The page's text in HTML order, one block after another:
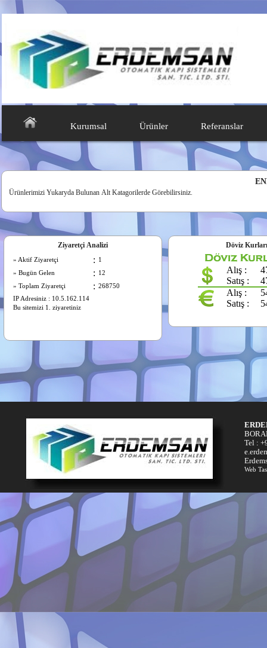
Kurumsal Ürünler Referanslar
Ürünlerimizi Yukaryda Bulunan Alt Katagorilerde Görebilirsiniz.
Ziyaretçi Analizi Döviz Kurları
Tel :
Web